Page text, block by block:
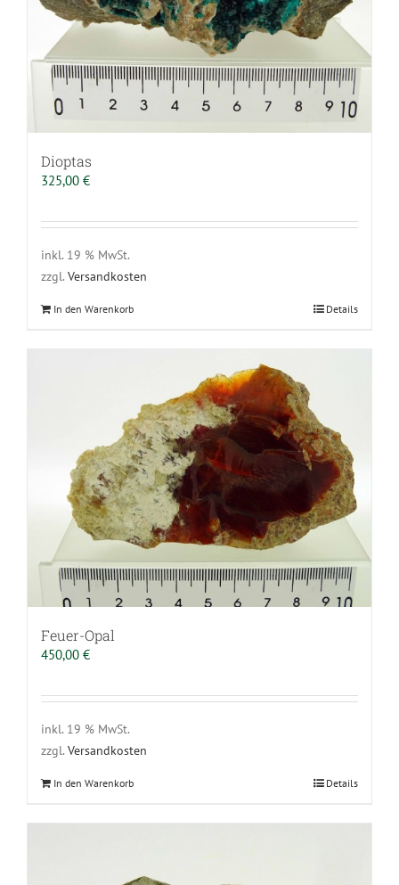
Dioptas
325,00 €
inkl. 19 % MwSt.
zzgl. Versandkosten
In den Warenkorb Details
Feuer-Opal
450,00 €
inkl. 19 % MwSt.
zzgl. Versandkosten
In den Warenkorb Details